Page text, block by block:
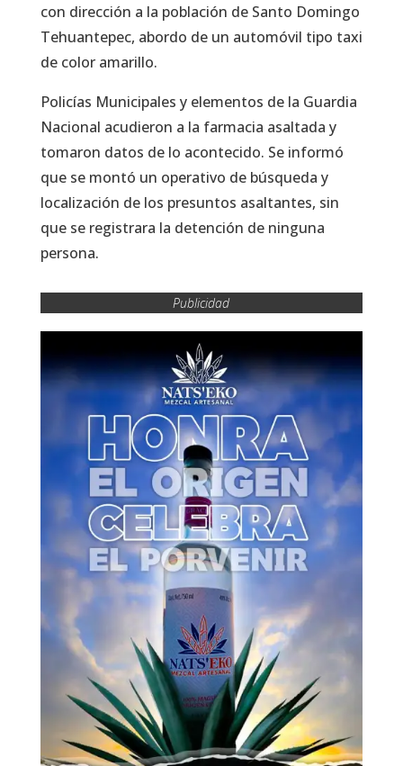
con dirección a la población de Santo Domingo
Tehuantepec, abordo de un automóvil tipo taxi
de color amarillo.
Policías Municipales y elementos de la Guardia
Nacional acudieron a la farmacia asaltada y
tomaron datos de lo acontecido. Se informó
que se montó un operativo de búsqueda y
localización de los presuntos asaltantes, sin
que se registrara la detención de ninguna
persona.
Publicidad